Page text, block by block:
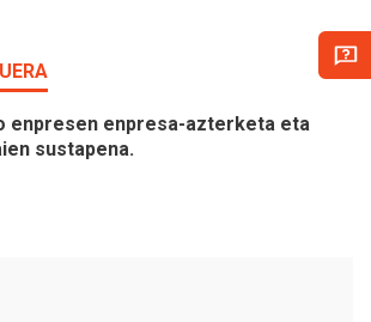
enpresen enpresa-azterketa eta
sustapena.